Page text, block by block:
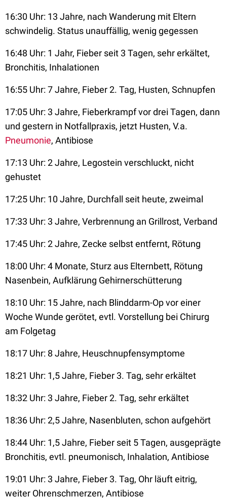
16:30 Uhr: 13 Jahre, nach Wanderung mit Eltern
schwindelig. Status unauffällig, wenig gegessen
16:48 Uhr: 1 Jahr, Fieber seit 3 Tagen, sehr erkältet,
Bronchitis, Inhalationen
16:55 Uhr: 7 Jahre, Fieber 2. Tag, Husten, Schnupfen
17:05 Uhr: 3 Jahre, Fieberkrampf vor drei Tagen, dann
und gestern in Notfallpraxis, jetzt Husten, V.a.
Pneumonie, Antibiose
17:13 Uhr: 2 Jahre, Legostein verschluckt, nicht
gehustet
17:25 Uhr: 10 Jahre, Durchfall seit heute, zweimal
17:33 Uhr: 3 Jahre, Verbrennung an Grillrost, Verband
17:45 Uhr: 2 Jahre, Zecke selbst entfernt, Rötung
18:00 Uhr: 4 Monate, Sturz aus Elternbett, Rötung
Nasenbein, Aufklärung Gehirnerschütterung
18:10 Uhr: 15 Jahre, nach Blinddarm-Op vor einer
Woche Wunde gerötet, evtl. Vorstellung bei Chirurg
am Folgetag
18:17 Uhr: 8 Jahre, Heuschnupfensymptome
18:21 Uhr: 1,5 Jahre, Fieber 3. Tag, sehr erkältet
18:32 Uhr: 3 Jahre, Fieber 2. Tag, sehr erkältet
18:36 Uhr: 2,5 Jahre, Nasenbluten, schon aufgehört
18:44 Uhr: 1,5 Jahre, Fieber seit 5 Tagen, ausgeprägte
Bronchitis, evtl. pneumonisch, Inhalation, Antibiose
19:01 Uhr: 3 Jahre, Fieber 3. Tag, Ohr läuft eitrig,
weiter Ohrenschmerzen, Antibiose